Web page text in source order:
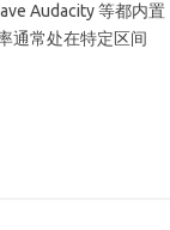
Audacity 等都内置
通常处在特定区间